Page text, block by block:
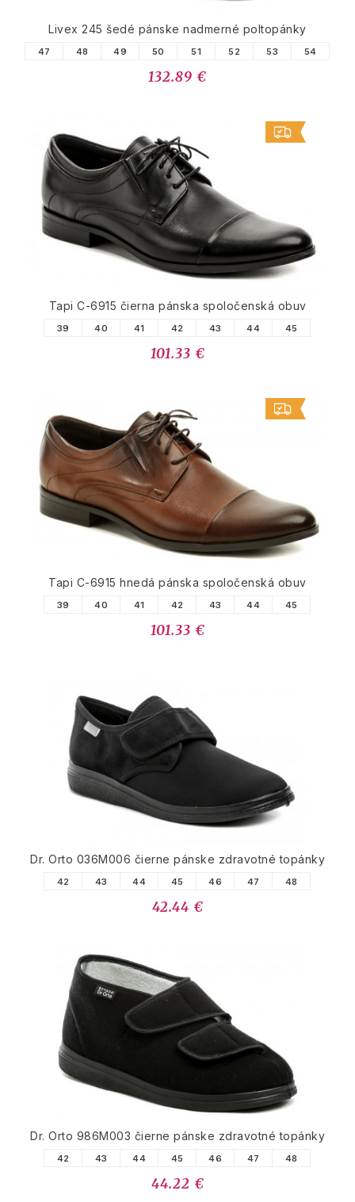
Livex 245 šedé pánske nadmerné poltopánky
47 48 49 50 51 52 53 54
132.89 €
Tapi C-6915 čierna pánska spoločenská obuv
39 40 41 42 43 44 45
101.33 €
Tapi C-6915 hnedá pánska spoločenská obuv
39 40 41 42 43 44 45
101.33 €
Dr. Orto 036M006 čierne pánske zdravotné topánky
42 43 44 45 46 47 48
42.44 €
Dr. Orto 986M003 čierne pánske zdravotné topánky
42 43 44 45 46 47 48
44.22 €